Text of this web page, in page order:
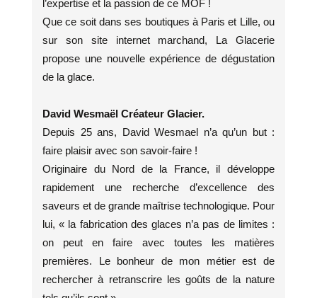
l’expertise et la passion de ce MOF !
Que ce soit dans ses boutiques à Paris et Lille, ou
sur son site internet marchand, La Glacerie
propose une nouvelle expérience de dégustation
de la glace.
David Wesmaël Créateur Glacier.
Depuis 25 ans, David Wesmael n’a qu’un but :
faire plaisir avec son savoir-faire !
Originaire du Nord de la France, il développe
rapidement une recherche d’excellence des
saveurs et de grande maîtrise technologique. Pour
lui, « la fabrication des glaces n’a pas de limites :
on peut en faire avec toutes les matières
premières. Le bonheur de mon métier est de
rechercher à retranscrire les goûts de la nature